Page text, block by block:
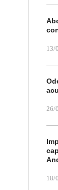
13/
26/
18/